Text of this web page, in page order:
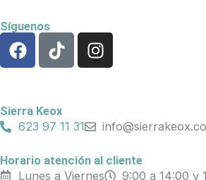
Síguenos
F
a
b
o
k
T
i
o
k
I
n
g
a
Sierra Keox
623 97 11 31
Horario atención al cliente
Lunes a Viernes 9:00 a 14:00 y